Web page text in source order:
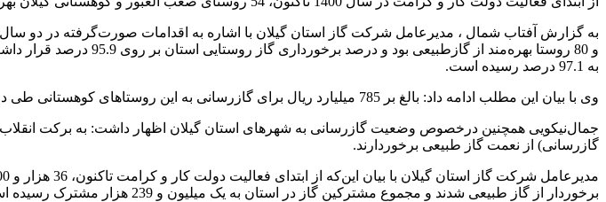
به 97.1 درصد رسیده است.
وی با بیان این مطلب ادامه داد: بالغ بر 785 میلیارد ریال برای گازرسانی به این روستاهای کوهستانی طی دو سال گذشته هزینه شده است.
جمال‌نیکویی همچنین درخصوص وضعیت گازرسانی به شهرهای استان گیلان اظهار داشت: به برکت
گازرسانی) از نعمت گاز طبیعی برخوردارند.
برخوردار از گاز طبیعی شدند و مجموع مشترکین گاز در استان به یک میلیون و 239 هزار مشترک رسیده است.